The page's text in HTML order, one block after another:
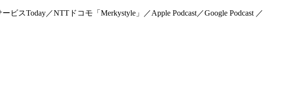
スToday／NTTドコモ「Merkystyle」／Apple Podcast／Google Podcast ／